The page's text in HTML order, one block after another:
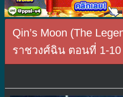
Qin’s Moon (The
ราชวงศ์ฉิน ตอนที่ 1-